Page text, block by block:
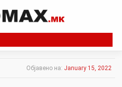
Објавено на: January 15, 2022